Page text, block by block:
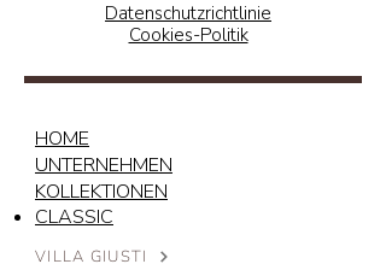
Datenschutzrichtlinie
Cookies-Politik
HOME
UNTERNEHMEN
KOLLEKTIONEN
CLASSIC
VILLA GIUSTI